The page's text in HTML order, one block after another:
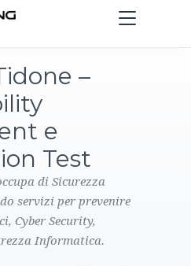
Toggle
navigation
–
e
Test
di Sicurezza
servizi per prevenire
Cyber Security,
Informatica.